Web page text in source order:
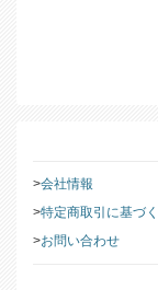
会社情報
特定商取引に基づ
お問い合わせ